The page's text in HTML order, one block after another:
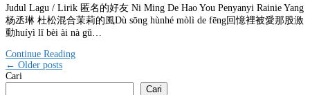
Judul Lagu / Lirik 匿名的好友 Ni Ming De Hao You Penyanyi Rainie Yang
杨丞琳 杜松混合茉莉的風Dù sōng hùnhé mòlì de fēng回憶裡被愛那股激
動huíyì lǐ bèi ài nà gǔ…
Continue Reading
Navigasi
pos
← Older posts
Cari
Cari